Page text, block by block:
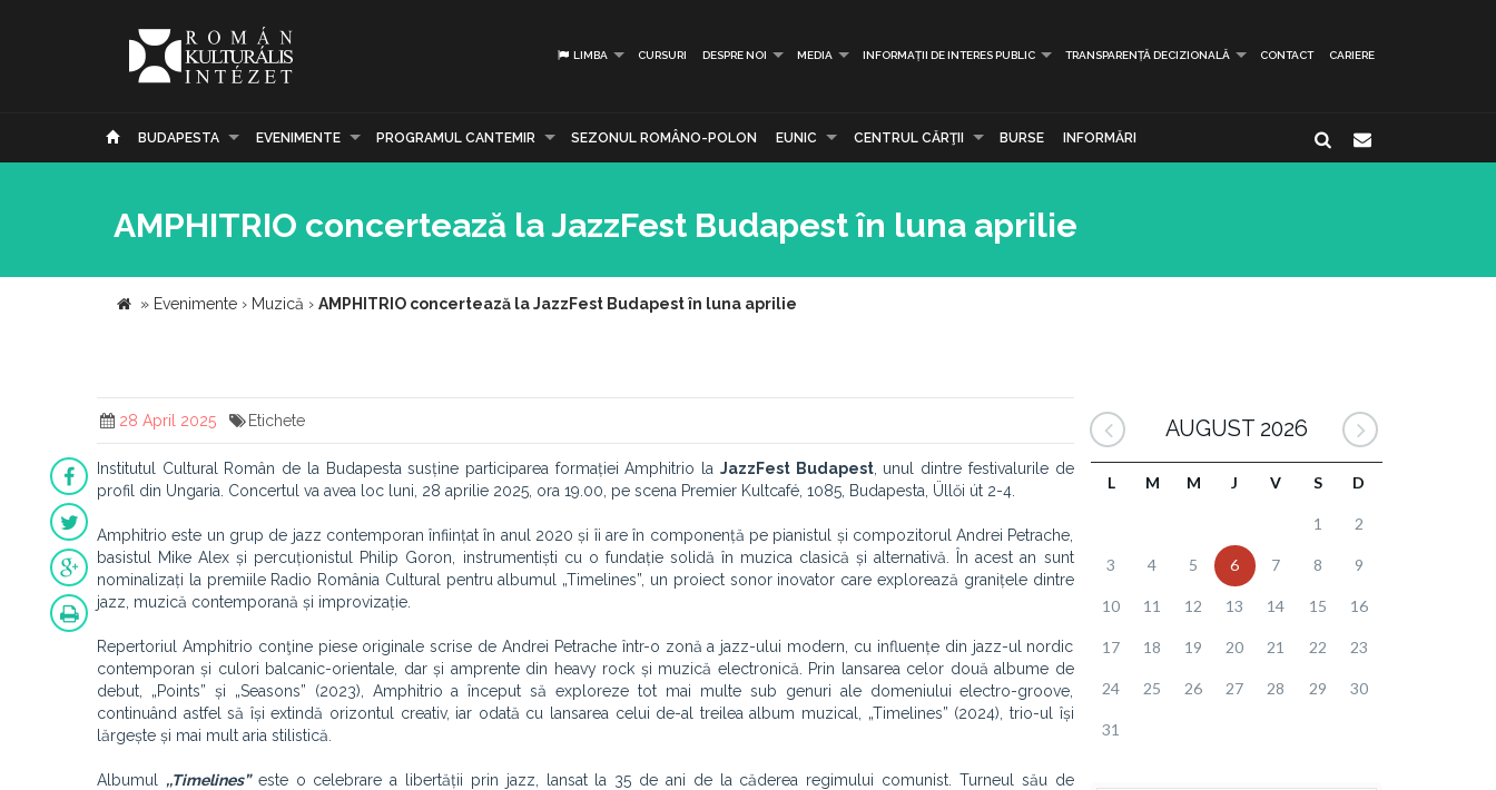
LIMBA CURSURI DESPRE NOI MEDIA INFORMAȚII DE INTERES PUBLIC TRANSPARENȚĂ DECIZIONALĂ CONTACT CARIERE
BUDAPESTA EVENIMENTE PROGRAMUL CANTEMIR SEZONUL ROMÂNO-POLON EUNIC CENTRUL CĂRŢII BURSE INFORMĂRI
AMPHITRIO concertează la JazzFest Budapest în luna aprilie
» Evenimente › Muzică › AMPHITRIO concertează la JazzFest Budapest în luna aprilie
28 April 2025 Etichete
Institutul Cultural Român de la Budapesta susține participarea formației Amphitrio la JazzFest Budapest, unul dintre festivalurile de
profil din Ungaria. Concertul va avea loc luni, 28 aprilie 2025, ora 19.00, pe scena Premier Kultcafé, 1085, Budapesta, Üllői út 2-4.
Amphitrio este un grup de jazz contemporan înființat în anul 2020 și îi are în componență pe pianistul și compozitorul Andrei Petrache,
basistul Mike Alex și percuționistul Philip Goron, instrumentiști cu o fundație solidă în muzica clasică și alternativă. În acest an sunt
nominalizați la premiile Radio România Cultural pentru albumul „Timelines”, un proiect sonor inovator care explorează granițele dintre
jazz, muzică contemporană și improvizație.
Repertoriul Amphitrio conţine piese originale scrise de Andrei Petrache într-o zonă a jazz-ului modern, cu influențe din jazz-ul nordic
contemporan și culori balcanic-orientale, dar și amprente din heavy rock și muzică electronică. Prin lansarea celor două albume de
debut, „Points” și „Seasons” (2023), Amphitrio a început să exploreze tot mai multe sub genuri ale domeniului electro-groove,
continuând astfel să își extindă orizontul creativ, iar odată cu lansarea celui de-al treilea album muzical, „Timelines” (2024), trio-ul își
lărgește și mai mult aria stilistică.
Albumul ,,Timelines”este o celebrare a libertății prin jazz, lansat la 35 de ani de la căderea regimului comunist. Turneul său de
AUGUST 2026
L M M J V S D
1 2
3 4 5 6 7 8 9
10 11 12 13 14 15 16
17 18 19 20 21 22 23
24 25 26 27 28 29 30
31